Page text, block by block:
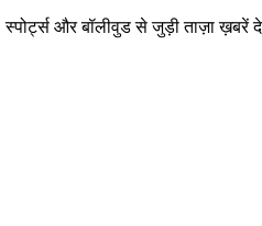
और बॉलीवुड से जुड़ी ताज़ा